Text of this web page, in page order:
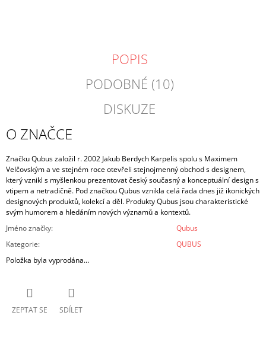
POPIS
PODOBNÉ (10)
DISKUZE
O ZNAČCE
Značku Qubus založil r. 2002 Jakub Berdych Karpelis spolu s Maximem
Velčovským a ve stejném roce otevřeli stejnojmenný obchod s designem,
který vznikl s myšlenkou prezentovat český současný a konceptuální design s
vtipem a netradičně. Pod značkou Qubus vznikla celá řada dnes již ikonických
designových produktů, kolekcí a děl. Produkty Qubus jsou charakteristické
svým humorem a hledáním nových významů a kontextů.
Jméno značky:
Qubus
Kategorie:
QUBUS
Položka byla vyprodána…
ZEPTAT SE SDÍLET